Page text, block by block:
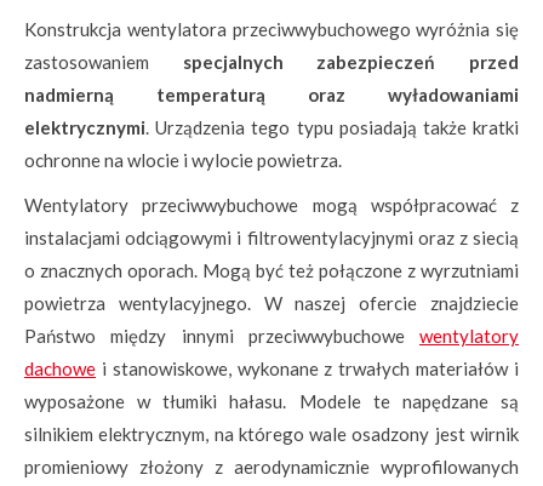
Konstrukcja wentylatora przeciwwybuchowego wyróżnia się
zastosowaniem specjalnych zabezpieczeń przed
nadmierną temperaturą oraz wyładowaniami
elektrycznymi . Urządzenia tego typu posiadają także kratki
ochronne na wlocie i wylocie powietrza.
Wentylatory przeciwwybuchowe mogą współpracować z
instalacjami odciągowymi i filtrowentylacyjnymi oraz z siecią
o znacznych oporach. Mogą być też połączone z wyrzutniami
powietrza wentylacyjnego. W naszej ofercie znajdziecie
Państwo między innymi przeciwwybuchowe wentylatory
dachowe i stanowiskowe, wykonane z trwałych materiałów i
wyposażone w tłumiki hałasu. Modele te napędzane są
silnikiem elektrycznym, na którego wale osadzony jest wirnik
promieniowy złożony z aerodynamicznie wyprofilowanych